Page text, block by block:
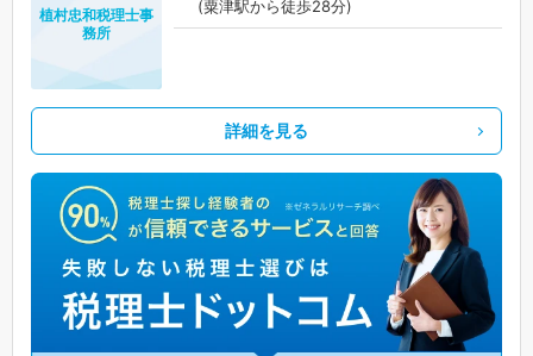
(粟津駅から徒歩28分)
植村忠和税理士事
務所
詳細を見る